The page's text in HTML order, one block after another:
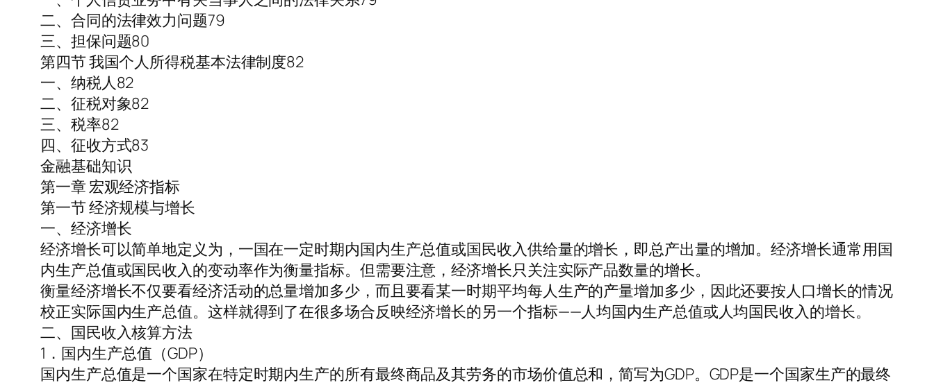
二、合同的法律效力问题79
三、担保问题80
第四节 我国个人所得税基本法律制度82
一、纳税人82
二、征税对象82
三、税率82
四、征收方式83
金融基础知识
第一章 宏观经济指标
第一节 经济规模与增长
一、经济增长
经济增长可以简单地定义为，一国在一定时期内国内生产总值或国民收入供给量的增长，即总产出量的增加。经济增长通常用国
内生产总值或国民收入的变动率作为衡量指标。但需要注意，经济增长只关注实际产品数量的增长。
衡量经济增长不仅要看经济活动的总量增加多少，而且要看某一时期平均每人生产的产量增加多少，因此还要按人口增长的情况
校正实际国内生产总值。这样就得到了在很多场合反映经济增长的另一个指标——人均国内生产总值或人均国民收入的增长。
二、国民收入核算方法
1．国内生产总值（GDP）
国内生产总值是一个国家在特定时期内生产的所有最终商品及其劳务的市场价值总和，简写为GDP。GDP是一个国家生产的最终